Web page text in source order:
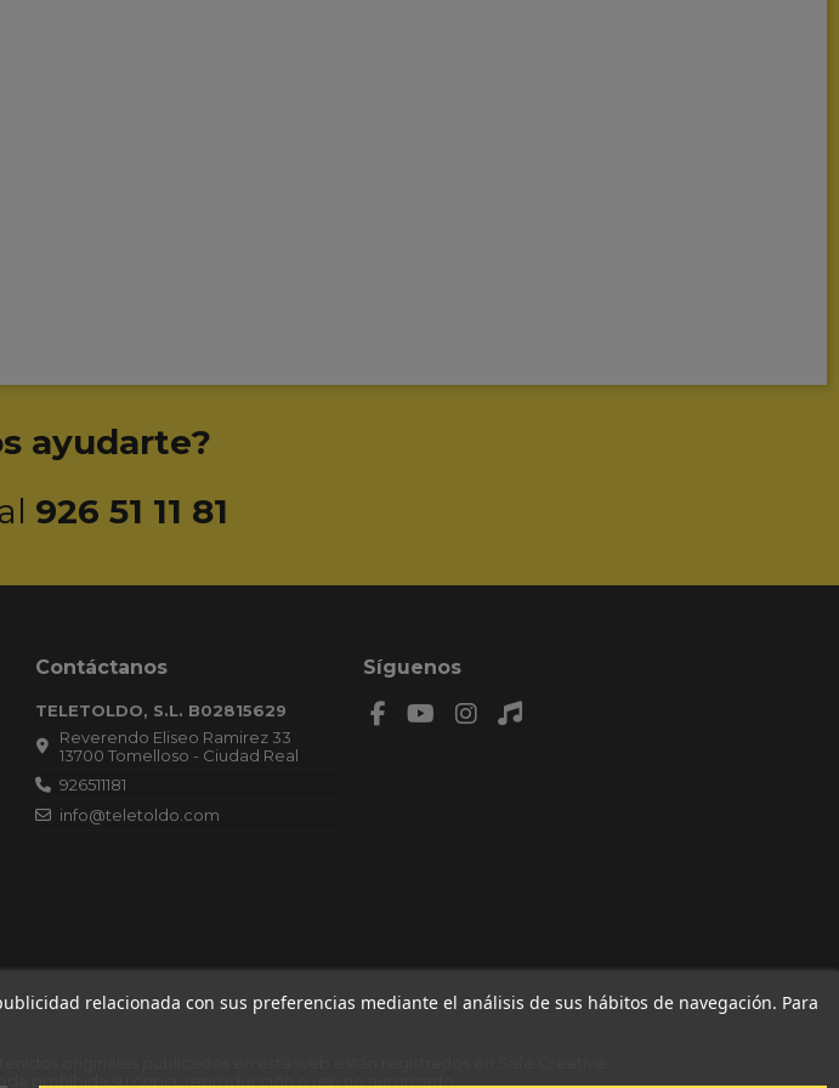
ayudarte?
926 51 11 81
Contáctanos
TELETOLDO, S.L. B02815629
Reverendo Eliseo Ramirez 33
13700 Tomelloso - Ciudad Real
926511181
info@teletoldo.com
relacionada con sus preferencias mediante el análisis de sus hábitos de navegación. Para
Síguenos